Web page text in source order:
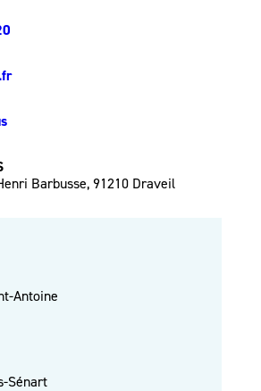
Barbusse, 91210 Draveil
Antoine
Sénart